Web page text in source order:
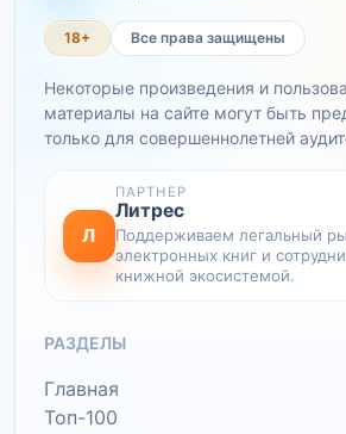
18+ Все права защищены
Некоторые произведения и
материалы на сайте могут быть
только для совершеннолетней
Л
ПАРТНЕР
Литрес
Поддерживаем легальный
электронных книг и
книжной экосистемой.
РАЗДЕЛЫ
Главная
Топ-100